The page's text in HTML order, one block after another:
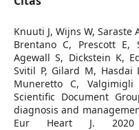
Knuuti J, Wijns W, Saraste
Brentano C, Prescott E,
Agewall S, Dickstein K,
Svitil P, Gilard M, Hasdai
Muneretto C,
Scientific Document
diagnosis and
Eur Heart J. 2020